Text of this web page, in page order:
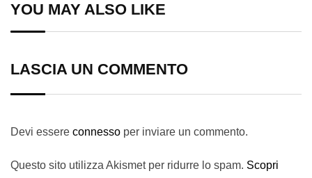
YOU MAY ALSO LIKE
LASCIA UN COMMENTO
Devi essere connesso per inviare un commento.
Questo sito utilizza Akismet per ridurre lo spam. Scopri